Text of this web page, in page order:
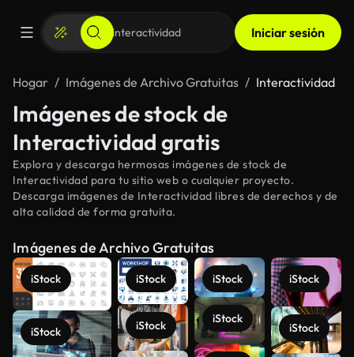
Iniciar sesión
Hogar Imágenes de Archivo Gratuitas Interactividad
Imágenes de stock de
Interactividad gratis
Explora y descarga hermosas imágenes de stock de
Interactividad para tu sitio web o cualquier proyecto.
Descarga imágenes de Interactividad libres de derechos y de
alta calidad de forma gratuita.
Imágenes de Archivo Gratuitas
iStock
iStock
iStock
iStock
iStock
iStock
iStock
iStock